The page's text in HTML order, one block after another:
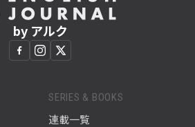
by アルク
SERIES & BOOKS
連載一覧